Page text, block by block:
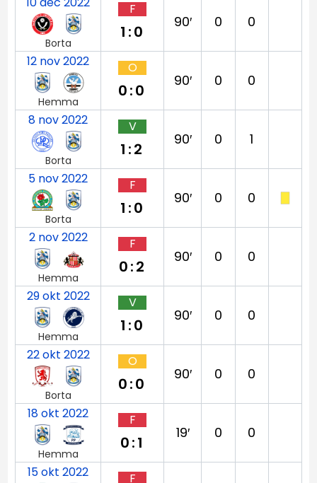
Borta
F
1:0
90′ 0 0
12 nov 2022
Hemma
O
0:0
90′ 0 0
8 nov 2022
Borta
V
1:2
90′ 0 1
5 nov 2022
Borta
F
1:0
90′ 0 0
2 nov 2022
Hemma
F
0:2
90′ 0 0
29 okt 2022
Hemma
V
1:0
90′ 0 0
22 okt 2022
Borta
O
0:0
90′ 0 0
18 okt 2022
Hemma
F
0:1
19′ 0 0
15 okt 2022 F